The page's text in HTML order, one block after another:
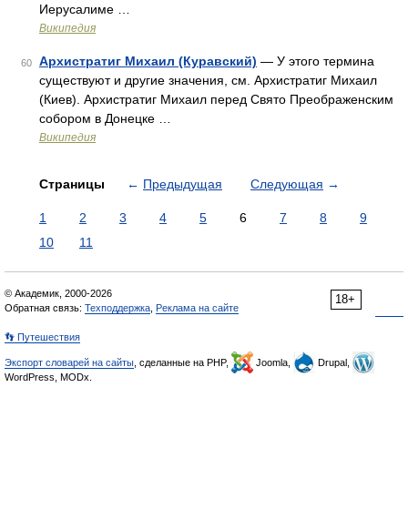
Иерусалиме …
Википедия
60 Архистратиг Михаил (Куравский) — У этого термина
существуют и другие значения, см. Архистратиг Михаил
(Киев). Архистратиг Михаил перед Свято Преображенским
собором в Донецке …
Википедия
Страницы ← Предыдущая Следующая →
1 2 3 4 5 6 7 8
9
10
11
18+
© Академик, 2000-2026
Обратная связь: Техподдержка Реклама на сайте
👣 Путешествия
Экспорт словарей на сайты , сделанные на PHP, Joomla,
Drupal,
WordPress, MODx.